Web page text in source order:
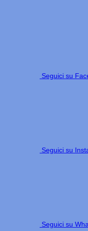
Seguici su
Seguici su
Seguici su